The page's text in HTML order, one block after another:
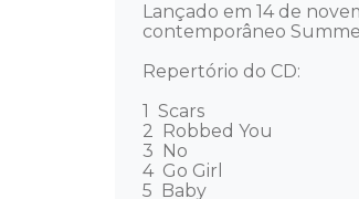
Lançado em 14 de
contemporâneo
Repertório do CD:
1  Scars
2  Robbed You
3  No
4  Go Girl
5  Baby